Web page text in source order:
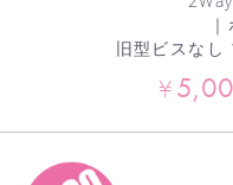
旧型ビスなし
¥